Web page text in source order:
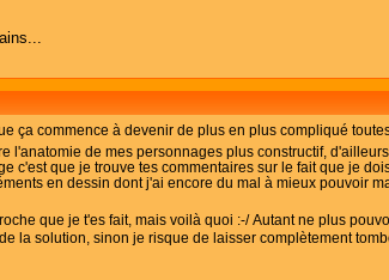
ça commence à devenir de plus en plus compliqué
l'anatomie de mes personnages plus constructif,
c'est que je trouve tes commentaires sur le fait que je
en dessin dont j'ai encore du mal à mieux pouvoir
que je t'es fait, mais voilà quoi :-/ Autant ne plus
la solution, sinon je risque de laisser complètement